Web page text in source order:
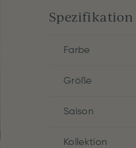
Spezifikation
Farbe
Größe
Saison
Kollektion